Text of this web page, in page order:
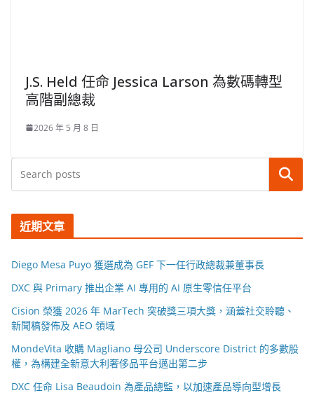
J.S. Held 任命 Jessica Larson 為數碼轉型
高階副總裁
2026 年 5 月 8 日
搜尋
近期文章
Diego Mesa Puyo 獲選成為 GEF 下一任行政總裁兼董事長
DXC 與 Primary 推出企業 AI 專用的 AI 原生零信任平台
Cision 榮獲 2026 年 MarTech 突破獎三項大獎，涵蓋社交聆聽、
新聞稿發佈及 AEO 領域
MondeVita 收購 Magliano 母公司 Underscore District 的多數股
權，為構建全新意大利奢侈品平台邁出第二步
DXC 任命 Lisa Beaudoin 為產品總監，以加速產品導向型增長